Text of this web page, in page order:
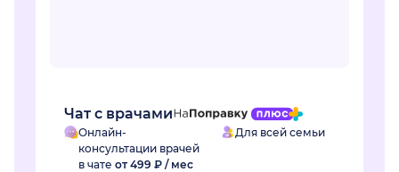
Чат с врачами
Онлайн-
консультации врачей
в чате от 499 ₽ / мес
Для всей семьи